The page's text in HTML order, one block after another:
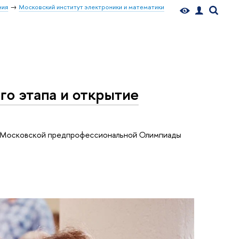
Московский институт электроники и математики
этапа и открытие
Московской предпрофессиональной Олимпиады